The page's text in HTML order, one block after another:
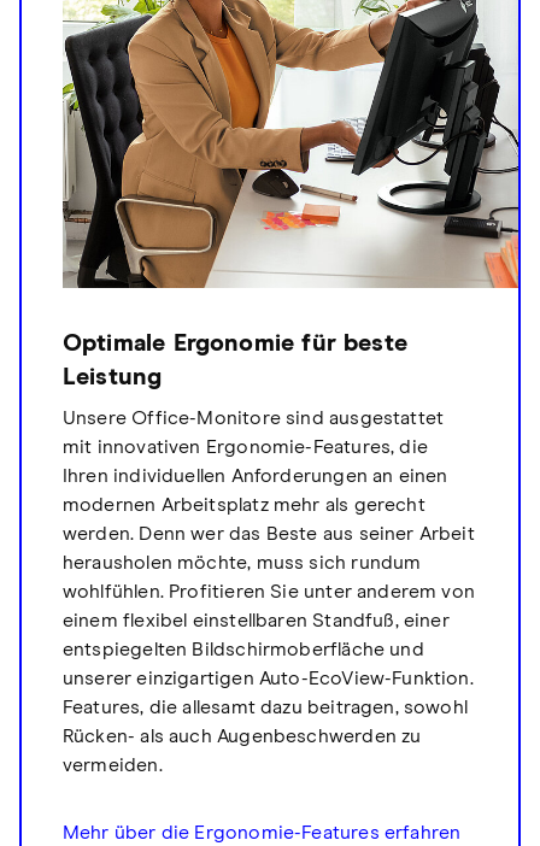
Optimale Ergonomie für beste
Leistung
Unsere Office-Monitore sind ausgestattet
mit innovativen Ergonomie-Features, die
Ihren individuellen Anforderungen an einen
modernen Arbeitsplatz mehr als gerecht
werden. Denn wer das Beste aus seiner Arbeit
herausholen möchte, muss sich rundum
wohlfühlen. Profitieren Sie unter anderem von
einem flexibel einstellbaren Standfuß, einer
entspiegelten Bildschirmoberfläche und
unserer einzigartigen Auto-EcoView-Funktion.
Features, die allesamt dazu beitragen, sowohl
Rücken- als auch Augenbeschwerden zu
vermeiden.
Mehr über die Ergonomie-Features erfahren